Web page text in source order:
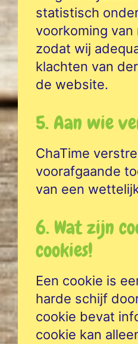
statistisch
voorkoming
zodat wij
klachten van
de website.
5. Aan wie
ChaTime
voorafgaande
van een
6. Wat zijn
cookies!
Een cookie is
harde schijf
cookie bevat
cookie kan